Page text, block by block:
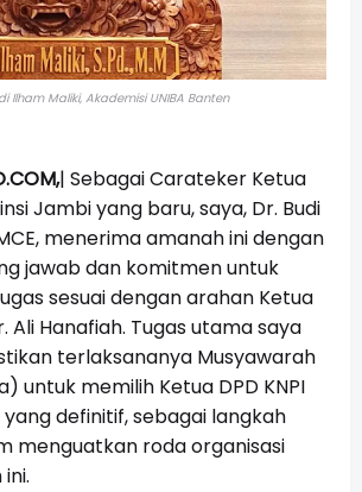
Ilham Maliki, Akademisi UNIBA Banten
| Sebagai Carateker Ketua
Jambi yang baru, saya, Dr. Budi
menerima amanah ini dengan
jawab dan komitmen untuk
sesuai dengan arahan Ketua
Ali Hanafiah. Tugas utama saya
terlaksananya Musyawarah
untuk memilih Ketua DPD KNPI
definitif, sebagai langkah
menguatkan roda organisasi